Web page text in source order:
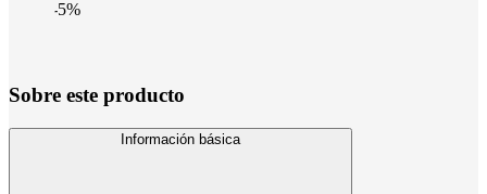
-5%
Sobre este producto
Información básica